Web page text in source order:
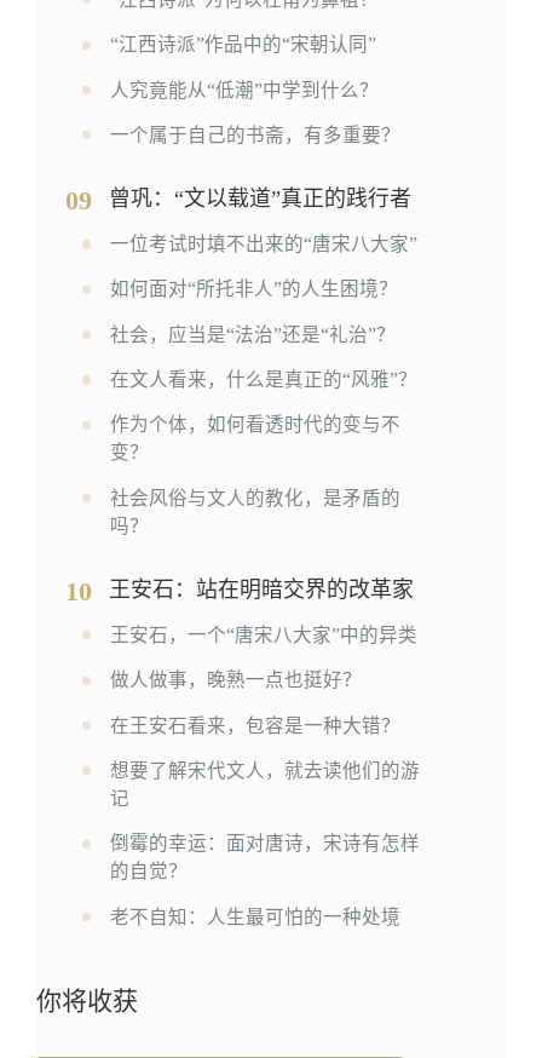
“江西诗派”作品中的“宋朝认同”
人究竟能从“低潮”中学到什么？
一个属于自己的书斋，有多重要？
09 曾巩：“文以载道”真正的践行者
一位考试时填不出来的“唐宋八大家”
如何面对“所托非人”的人生困境？
社会，应当是“法治”还是“礼治”？
在文人看来，什么是真正的“风雅”？
作为个体，如何看透时代的变与不
变？
社会风俗与文人的教化，是矛盾的
吗？
10 王安石：站在明暗交界的改革家
王安石，一个“唐宋八大家”中的异类
做人做事，晚熟一点也挺好？
在王安石看来，包容是一种大错？
想要了解宋代文人，就去读他们的游
记
倒霉的幸运：面对唐诗，宋诗有怎样
的自觉？
老不自知：人生最可怕的一种处境
你将收获